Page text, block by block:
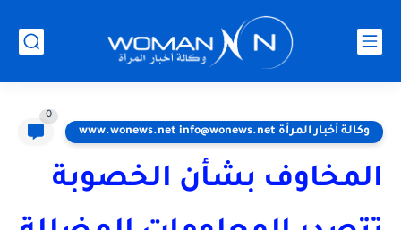
وكالة أخبار المرأة www.wonews.net info@wonews.net
0
المخاوف بشأن الخصوبة